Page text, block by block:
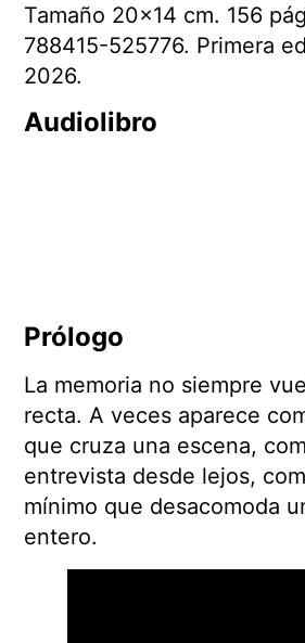
Tamaño 20×14 cm. 156
788415-525776. Primera
2026.
Audiolibro
Prólogo
La memoria no siempre
recta. A veces aparece
que cruza una escena,
entrevista desde lejos,
mínimo que desacomoda
entero.